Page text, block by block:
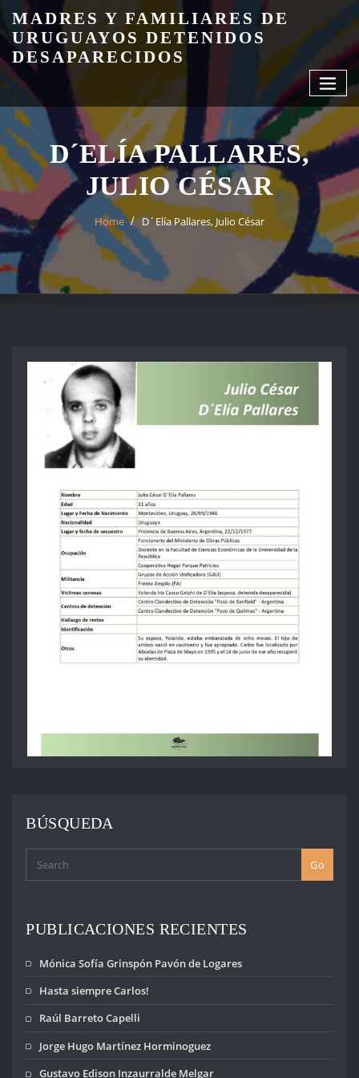
Skip
to
content
MADRES Y FAMILIARES DE
URUGUAYOS DETENIDOS
DESAPARECIDOS
D´ELÍA PALLARES,
JULIO CÉSAR
Home D´Elía Pallares, Julio César
BÚSQUEDA
Go
PUBLICACIONES RECIENTES
Mónica Sofía Grinspón Pavón de Logares
Hasta siempre Carlos!
Raúl Barreto Capelli
Jorge Hugo Martínez Horminoguez
Gustavo Edison Inzaurralde Melgar